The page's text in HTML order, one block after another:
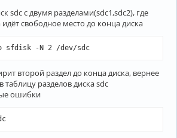
sdc с двумя разделами(sdс1,sdс2), где
идёт свободное место до конца диска
sfdisk -N 2 /dev/sdc
второй раздел до конца диска, вернее
разделов диска sdc
ошибки